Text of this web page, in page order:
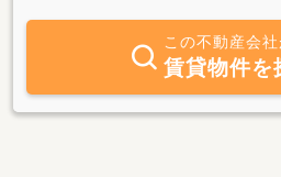
業員一同ご来店をお待ちしております。
この不動産会
賃貸物件を